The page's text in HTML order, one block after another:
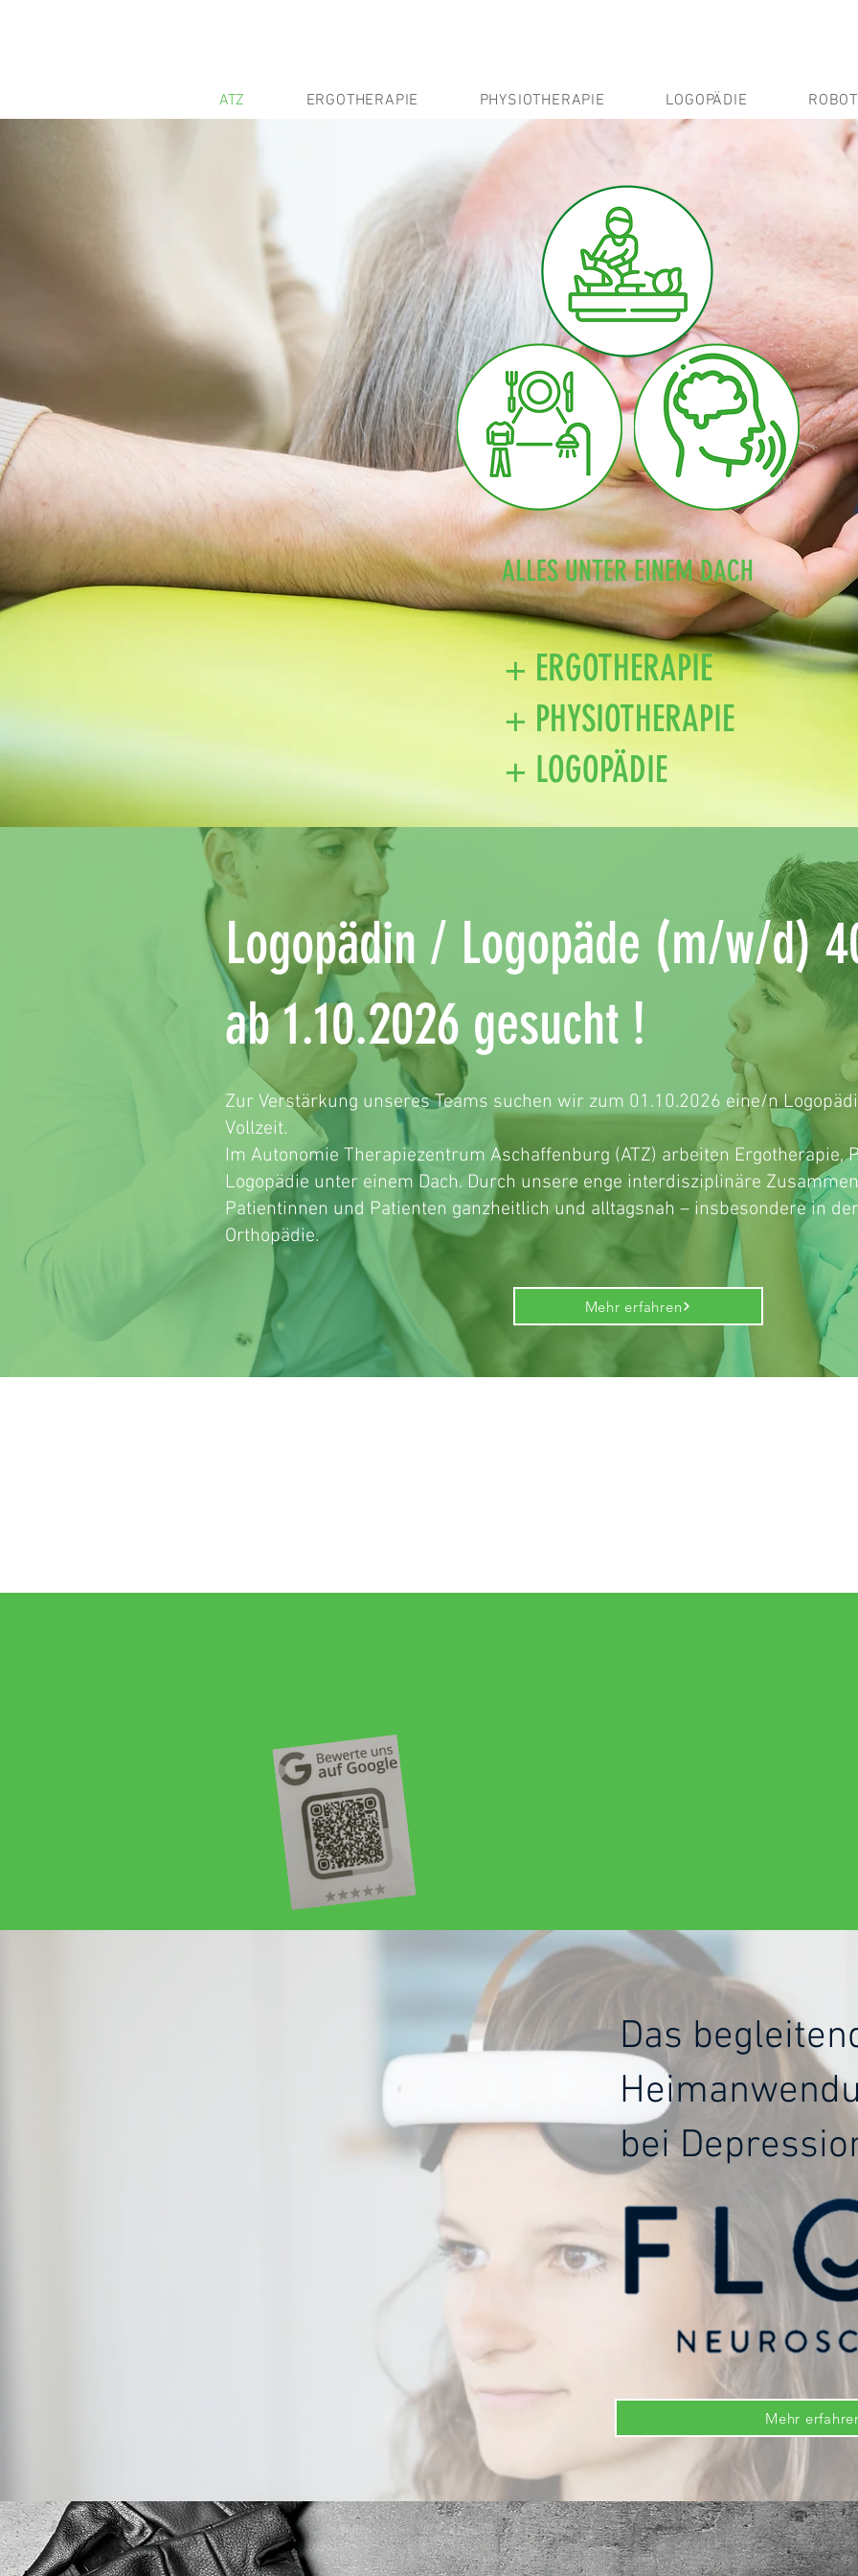
ATZ ERGOTHERAPIE PHYSIOTHERAPIE LOGOPÄDIE
ALLES UNTER EINEM DACH
+ ERGOTHERAPIE
+ PHYSIOTHERAPIE
+ LOGOPÄDIE
Logopädin / Logopäde (m/w/d)
ab 1.10.2026 gesucht !
Zur Verstärkung unseres Teams suchen wir zum 01.10.2026 eine/n
Vollzeit.
Im Autonomie Therapiezentrum Aschaffenburg (ATZ) arbeiten Ergotherapie,
Logopädie unter einem Dach. Durch unsere enge interdisziplinäre
Patientinnen und Patienten ganzheitlich und alltagsnah – insbesondere in
Orthopädie.
Mehr erfahren
Das
bei
Mehr